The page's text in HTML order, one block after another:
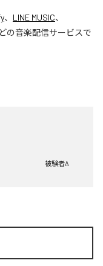
、 LINE MUSIC、
の音楽配信サービスで
被験者A